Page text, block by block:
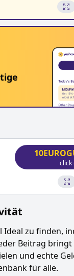
click
Ideal zu finden,
Beitrag
und echte
für alle.